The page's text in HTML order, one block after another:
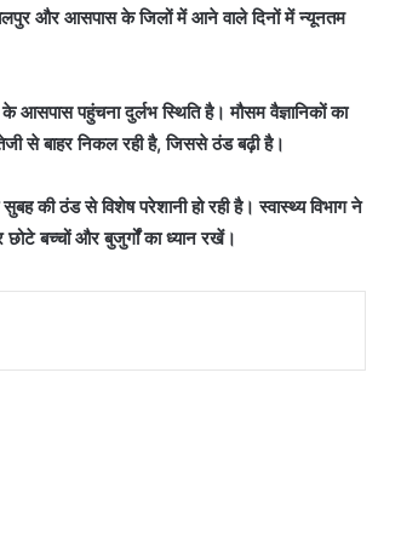
और आसपास के जिलों में आने वाले दिनों में न्यूनतम
आसपास पहुंचना दुर्लभ स्थिति है। मौसम वैज्ञानिकों का
से बाहर निकल रही है, जिससे ठंड बढ़ी है।
की ठंड से विशेष परेशानी हो रही है। स्वास्थ्य विभाग ने
बच्चों और बुजुर्गों का ध्यान रखें।